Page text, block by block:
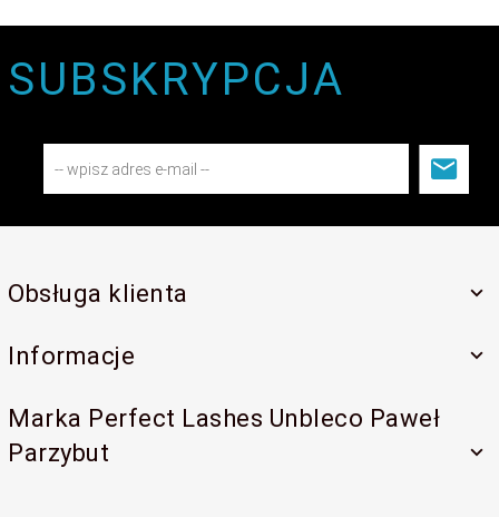
SUBSKRYPCJA
Obsługa klienta
Informacje
Marka Perfect Lashes Unbleco Paweł
Parzybut